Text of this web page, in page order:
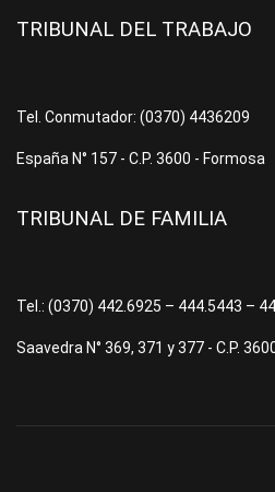
TRIBUNAL DEL TRABAJO
Tel. Conmutador: (0370) 4436209
España N° 157 - C.P. 3600 - Formosa
TRIBUNAL DE FAMILIA
Tel.: (0370) 442.6925 – 444.5443 –
Saavedra N° 369, 371 y 377 - C.P.